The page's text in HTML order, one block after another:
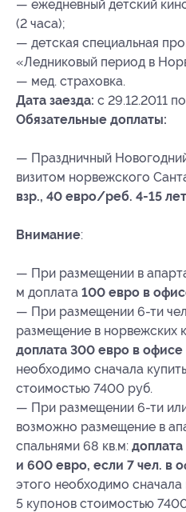
— ежедневный детский
(2 часа);
— детская специальная
«Ледниковый период в
— мед. страховка.
Дата заезда: с 29.12.2011
Обязательные доплаты:
— Праздничный
визитом норвежского
взр., 40 евро/реб. 4-15
Внимание:
— При размещении в
м доплата 100 евро в
— При размещении 6-ти
размещение в норвежских
доплата 300 евро в
необходимо сначала
стоимостью 7400 руб.
— При размещении 6-ти
возможно размещение в
спальнями 68 кв.м:
и 600 евро, если 7 чел. в
этого необходимо
5 купонов стоимостью